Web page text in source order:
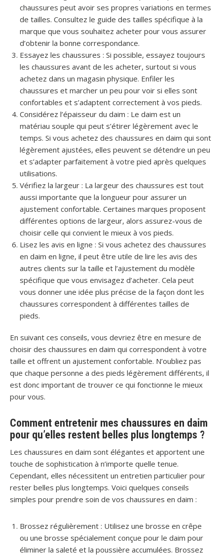
chaussures peut avoir ses propres variations en termes
de tailles. Consultez le guide des tailles spécifique à la
marque que vous souhaitez acheter pour vous assurer
d’obtenir la bonne correspondance.
Essayez les chaussures : Si possible, essayez toujours
les chaussures avant de les acheter, surtout si vous
achetez dans un magasin physique. Enfiler les
chaussures et marcher un peu pour voir si elles sont
confortables et s’adaptent correctement à vos pieds.
Considérez l’épaisseur du daim : Le daim est un
matériau souple qui peut s’étirer légèrement avec le
temps. Si vous achetez des chaussures en daim qui sont
légèrement ajustées, elles peuvent se détendre un peu
et s’adapter parfaitement à votre pied après quelques
utilisations.
Vérifiez la largeur : La largeur des chaussures est tout
aussi importante que la longueur pour assurer un
ajustement confortable. Certaines marques proposent
différentes options de largeur, alors assurez-vous de
choisir celle qui convient le mieux à vos pieds.
Lisez les avis en ligne : Si vous achetez des chaussures
en daim en ligne, il peut être utile de lire les avis des
autres clients sur la taille et l’ajustement du modèle
spécifique que vous envisagez d’acheter. Cela peut
vous donner une idée plus précise de la façon dont les
chaussures correspondent à différentes tailles de
pieds.
En suivant ces conseils, vous devriez être en mesure de
choisir des chaussures en daim qui correspondent à votre
taille et offrent un ajustement confortable. N’oubliez pas
que chaque personne a des pieds légèrement différents, il
est donc important de trouver ce qui fonctionne le mieux
pour vous.
Comment entretenir mes chaussures en daim
pour qu’elles restent belles plus longtemps ?
Les chaussures en daim sont élégantes et apportent une
touche de sophistication à n’importe quelle tenue.
Cependant, elles nécessitent un entretien particulier pour
rester belles plus longtemps. Voici quelques conseils
simples pour prendre soin de vos chaussures en daim :
Brossez régulièrement : Utilisez une brosse en crêpe
ou une brosse spécialement conçue pour le daim pour
éliminer la saleté et la poussière accumulées. Brossez